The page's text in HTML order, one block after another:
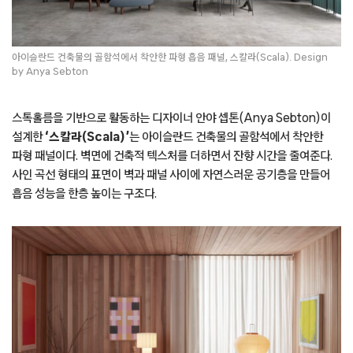
아이슬란드 건축물의 골함석에서 착안한 파형 흡음 패널, 스칼라(Scala). Design
by Anya Sebton
스톡홀름을 기반으로 활동하는 디자이너 안야 셉톤(Anya Sebton)이
설계한‘스칼라(Scala)’는 아이슬란드 건축물의 골함석에서 착안한
파형 패널이다. 벽면에 건축적 텍스처를 더하면서 잔향 시간을 줄여준다.
사인 곡선 형태의 표면이 벽과 패널 사이에 자연스러운 공기층을 만들어
흡음 성능을 한층 높이는 구조다.